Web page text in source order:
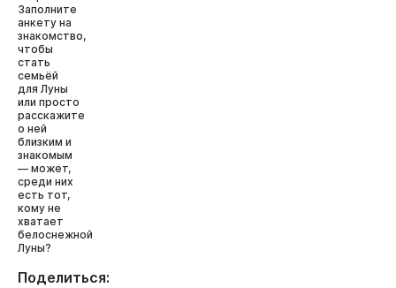
Заполните
анкету на
знакомство,
чтобы
стать
семьёй
для Луны
или просто
расскажите
о ней
близким и
знакомым
— может,
среди них
есть тот,
кому не
хватает
белоснежной
Луны?
Поделиться: